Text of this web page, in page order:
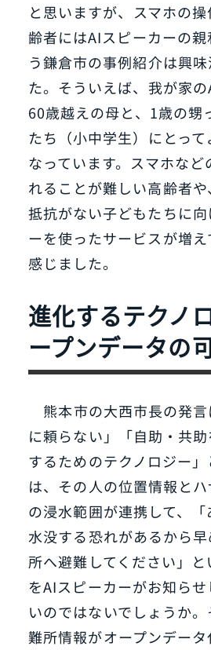
と思いますが、スマホの
齢者にはAIスピーカーの
う鎌倉市の事例紹介は興
た。そういえば、我が家
60歳越えの母と、1歳の甥
たち（小中学生）にとっ
なっています。スマホな
れることが難しい高齢者
抵抗がない子どもたちに
ーを使ったサービスが増
感じました。
進化するテクノ
ープンデータの
熊本市の大西市長の発
に頼らない」「自助・共
するためのテクノロジー
は、その人の位置情報と
の浸水範囲が連携して、
水没する恐れがあるから
所へ避難してください」
をAIスピーカーがお知ら
いのではないでしょうか
難所情報がオープンデータ